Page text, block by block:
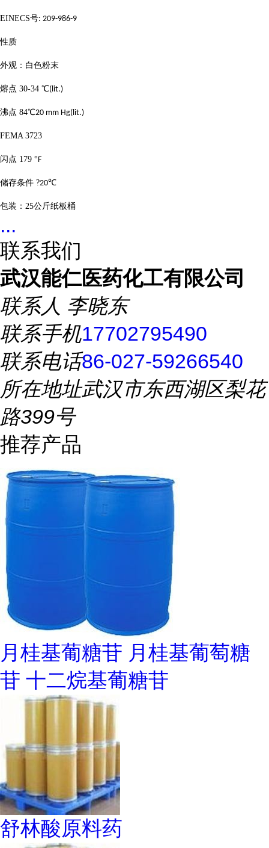
EINECS号: 209-986-9
性质
外观：白色粉末
熔点 30-34 ℃(lit.)
沸点 84℃20 mm Hg(lit.)
FEMA 3723
闪点 179 °F
储存条件 ?20℃
包装： 25公斤纸板桶
...
联系我们
武汉能仁医药化工有限公司
联系人 李晓东
联系手机17702795490
联系电话86-027-59266540
所在地址武汉市东西湖区梨花
路399号
推荐产品
月桂基葡糖苷 月桂基葡萄糖
苷 十二烷基葡糖苷
舒林酸原料药